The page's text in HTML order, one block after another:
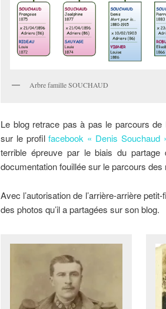
Arbre famille SOUCHAUD
Le blog retrace pas à pas le parcours de
sur le profilfacebook « Denis Souchaud
terrible épreuve par le biais du
documentation fouillée sur le parcours
Avec l’autorisation de l’arrière-arrière
des photos qu’il a partagées sur son blog.